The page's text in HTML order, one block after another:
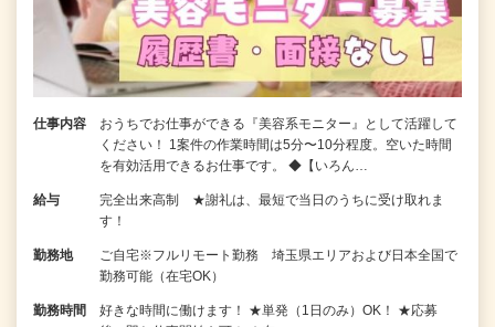
仕事内容
おうちでお仕事ができる『美容系モニター』として活躍して
ください！ 1案件の作業時間は5分〜10分程度。空いた時間
を有効活用できるお仕事です。 ◆【いろん…
給与
完全出来高制 ★謝礼は、最短で当日のうちに受け取れま
す！
勤務地
ご自宅※フルリモート勤務 埼玉県エリアおよび日本全国で
勤務可能（在宅OK）
勤務時間
好きな時間に働けます！ ★単発（1日のみ）OK！ ★応募